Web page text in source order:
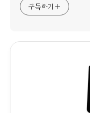
구독하기